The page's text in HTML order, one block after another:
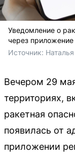
Уведомление о
через
Источник:
Вечером 29
территориях,
ракетная
появилась от
приложении